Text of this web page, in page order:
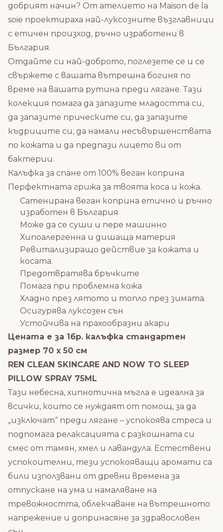
добрият начин? Oт ателието на Maison de la
soie проектираха най-луксозните възглавници
с етичен произход, ръчно изработени в
България.
Отдайте си най-доброто, поглезете се и се
свържете с вашата вътрешна богиня по
време на вашата рутина преди лягане. Тази
колекция помага да запазите младостта си,
да запазите прическите си, да запазите
къдриците си, да намали несъвършенствата
по кожата и да предпази лицето ви от
бактерии.
Калъфка за спане от 100% веган коприна
Перфектната грижа за твоята коса и кожа.
Сатенирана веган коприна етично и ръчно
изработен в България
Може да се суши и пере машинно
Хипоалергенна и дишаща материя
Ревитализиращо действие за кожата и
косата.
Предотвратява бръчките
Помага при проблемна кожа
Хладно през лятото и топло през зимата.
Осигурява луксозен сън
Устойчива на прахообразни акари
Цената е за 1бр. калъфка стандартен
размер 70 х 50 см
REN CLEAN SKINCARE AND NOW TO SLEEP
PILLOW SPRAY 75ML
Тази небесна, хипнотична мъгла е идеална за
всички, които се нуждаят от помощ, за да
„изключат“ преди лягане – успокоява стреса и
подпомага релаксацията с разкошната си
смес от тамян, хмел и лавандула. Естествени
успокоителни, тези успокояващи аромати са
били използвани от древни времена за
отпускане на ума и намаляване на
тревожността, облекчаване на вътрешното
напрежение и допринасяне за здравословен